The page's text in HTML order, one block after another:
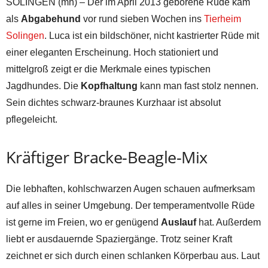
SOLINGEN (mh) – Der im April 2013 geborene Rüde kam
als Abgabehund vor rund sieben Wochen ins Tierheim
Solingen. Luca ist ein bildschöner, nicht kastrierter Rüde mit
einer eleganten Erscheinung. Hoch stationiert und
mittelgroß zeigt er die Merkmale eines typischen
Jagdhundes. Die Kopfhaltung kann man fast stolz nennen.
Sein dichtes schwarz-braunes Kurzhaar ist absolut
pflegeleicht.
Kräftiger Bracke-Beagle-Mix
Die lebhaften, kohlschwarzen Augen schauen aufmerksam
auf alles in seiner Umgebung. Der temperamentvolle Rüde
ist gerne im Freien, wo er genügend Auslaufhat. Außerdem
liebt er ausdauernde Spaziergänge. Trotz seiner Kraft
zeichnet er sich durch einen schlanken Körperbau aus. Laut